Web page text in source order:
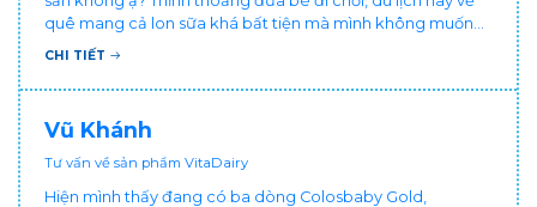
quê mang cả lon sữa khá bất tiện mà mình không muốn
đổi cho bé dùng sữa tươi hộp khác sợ bé nạ sữa ảnh
CHI TIẾT
Vũ Khánh
Tư vấn về sản phẩm VitaDairy
Hiện mình thấy đang có ba dòng Colosbaby Gold,